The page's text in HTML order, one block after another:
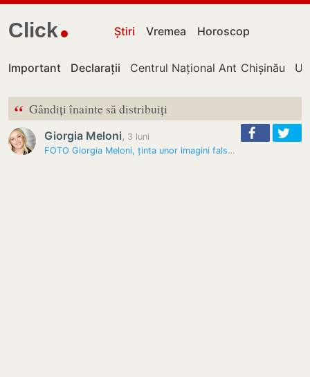
Click Știri Vremea Horoscop
Important Declarații Centrul Național Anticorupție
Chișinău
“ Gândiți înainte să distribuiți
Giorgia Meloni, 3 luni
FOTO Giorgia Meloni, ținta unor imagini false generate cu AI: „Gândiți…